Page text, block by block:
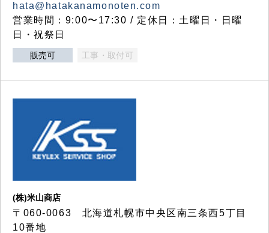
hata@hatakanamonoten.com
営業時間：9:00〜17:30 / 定休日：土曜日・日曜
日・祝祭日
販売可 工事・取付可
(株)米山商店
〒060-0063 北海道札幌市中央区南三条西5丁目
10番地